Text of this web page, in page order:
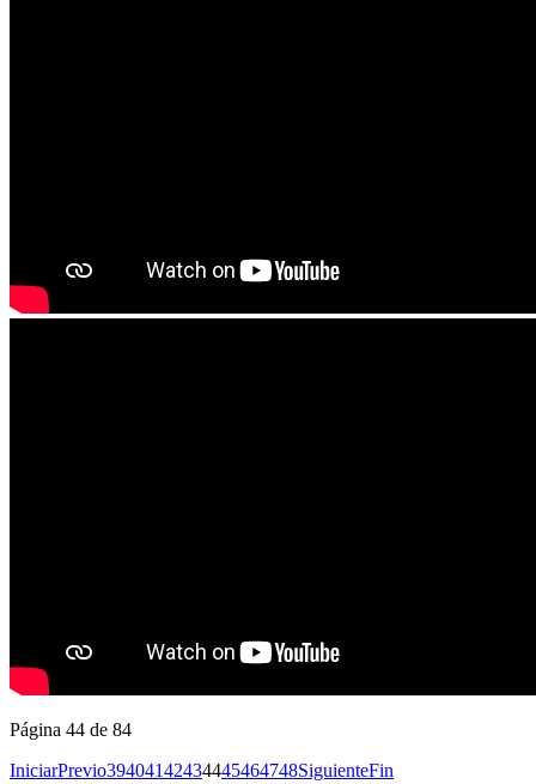
Página 44 de 84
IniciarPrevio39404142434445464748SiguienteFin